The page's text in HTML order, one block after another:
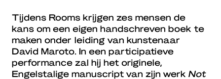
Tijdens Rooms krijgen zes mensen de
kans om een eigen handschreven boek te
maken onder leiding van kunstenaar
David Maroto. In een participatieve
performance zal hij het originele,
Engelstalige manuscript van zijn werk Not